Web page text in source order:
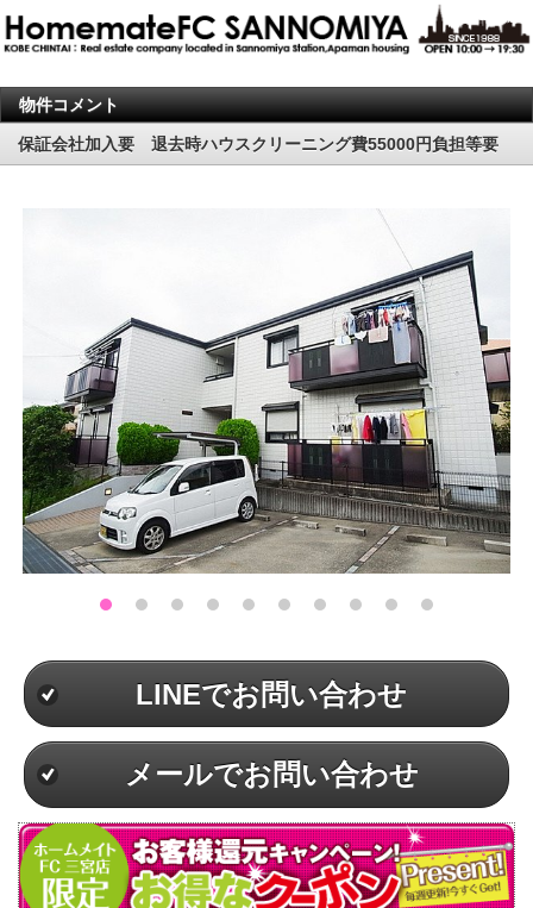
物件コメント
保証会社加入要 退去時ハウスクリーニング費55000円負担等要
LINEでお問い合わせ
メールでお問い合わせ